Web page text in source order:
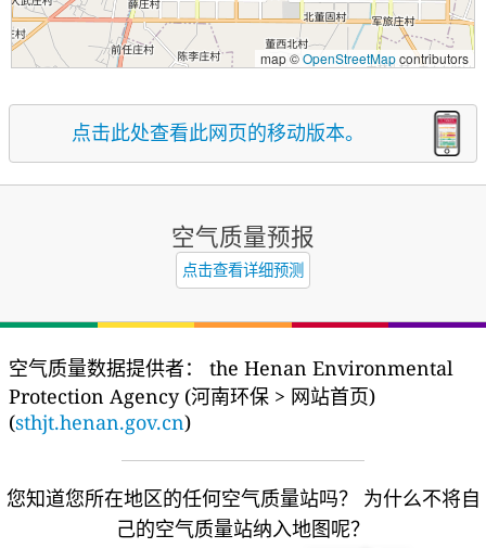
map ©OpenStreetMapcontributors
点击此处查看此网页的移动版本。
空气质量预报
点击查看详细预测
空气质量数据提供者：
the Henan Environmental
Protection Agency (河南环保 > 网站首页)
(sthjt.henan.gov.cn)
您知道您所在地区的任何空气质量站吗？
为什么不将自
己的空气质量站纳入地图呢？